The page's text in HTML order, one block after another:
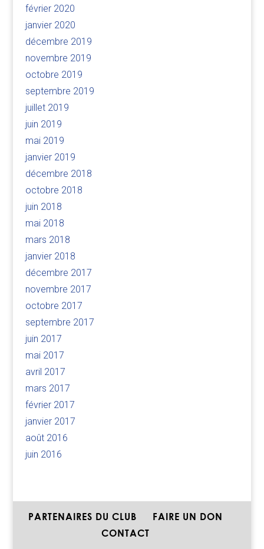
février 2020
janvier 2020
décembre 2019
novembre 2019
octobre 2019
septembre 2019
juillet 2019
juin 2019
mai 2019
janvier 2019
décembre 2018
octobre 2018
juin 2018
mai 2018
mars 2018
janvier 2018
décembre 2017
novembre 2017
octobre 2017
septembre 2017
juin 2017
mai 2017
avril 2017
mars 2017
février 2017
janvier 2017
août 2016
juin 2016
PARTENAIRES DU CLUB
FAIRE UN DON
CONTACT